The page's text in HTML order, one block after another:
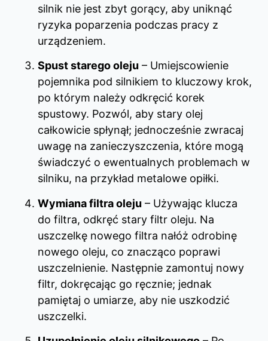
silnik nie jest zbyt gorący, aby uniknąć
ryzyka poparzenia podczas pracy z
urządzeniem.
Spust starego oleju – Umiejscowienie
pojemnika pod silnikiem to kluczowy krok,
po którym należy odkręcić korek
spustowy. Pozwól, aby stary olej
całkowicie spłynął; jednocześnie zwracaj
uwagę na zanieczyszczenia, które mogą
świadczyć o ewentualnych problemach w
silniku, na przykład metalowe opiłki.
Wymiana filtra oleju – Używając klucza
do filtra, odkręć stary filtr oleju. Na
uszczelkę nowego filtra nałóż odrobinę
nowego oleju, co znacząco poprawi
uszczelnienie. Następnie zamontuj nowy
filtr, dokręcając go ręcznie; jednak
pamiętaj o umiarze, aby nie uszkodzić
uszczelki.